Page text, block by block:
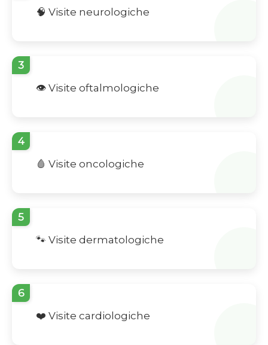
🧠 Visite neurologiche
3
👁️ Visite oftalmologiche
4
🩸 Visite oncologiche
5
🐾 Visite dermatologiche
6
❤️ Visite cardiologiche